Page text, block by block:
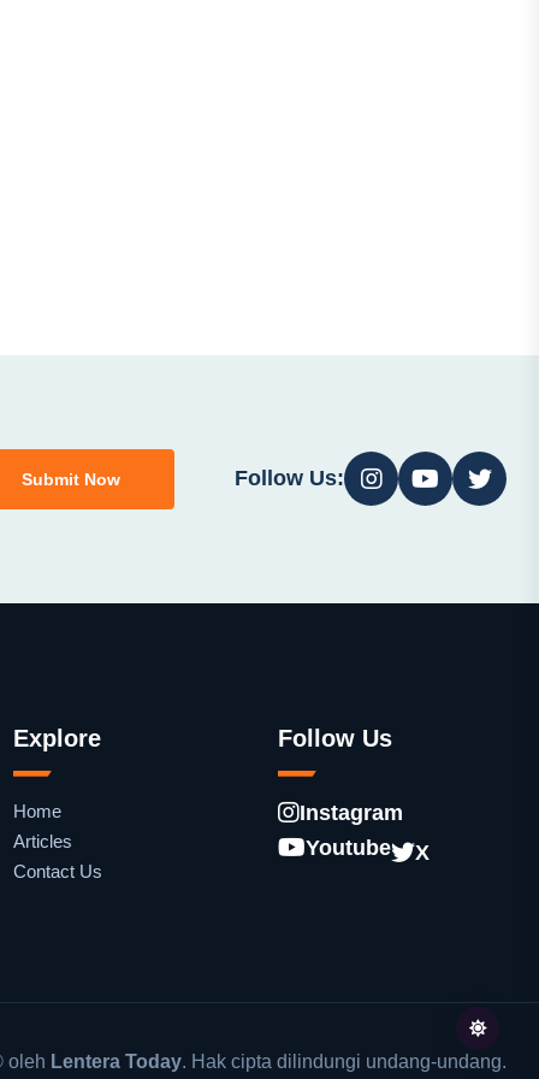
Submit Now Follow Us:
Explore
Home
Articles
Contact Us
Follow Us
Instagram
Youtube
X
oleh Lentera Today. Hak cipta dilindungi undang-undang.